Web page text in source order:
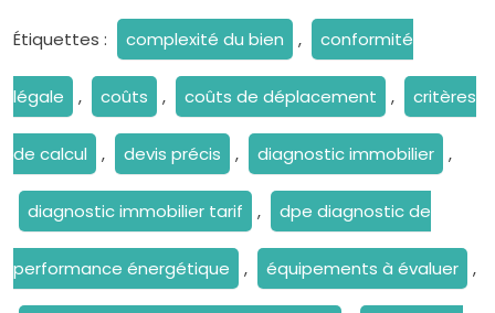
Étiquettes : complexité du bien , conformité
légale , coûts , coûts de déplacement , critères
de calcul , devis précis , diagnostic immobilier ,
diagnostic immobilier tarif , dpe diagnostic de
performance énergétique , équipements à évaluer ,